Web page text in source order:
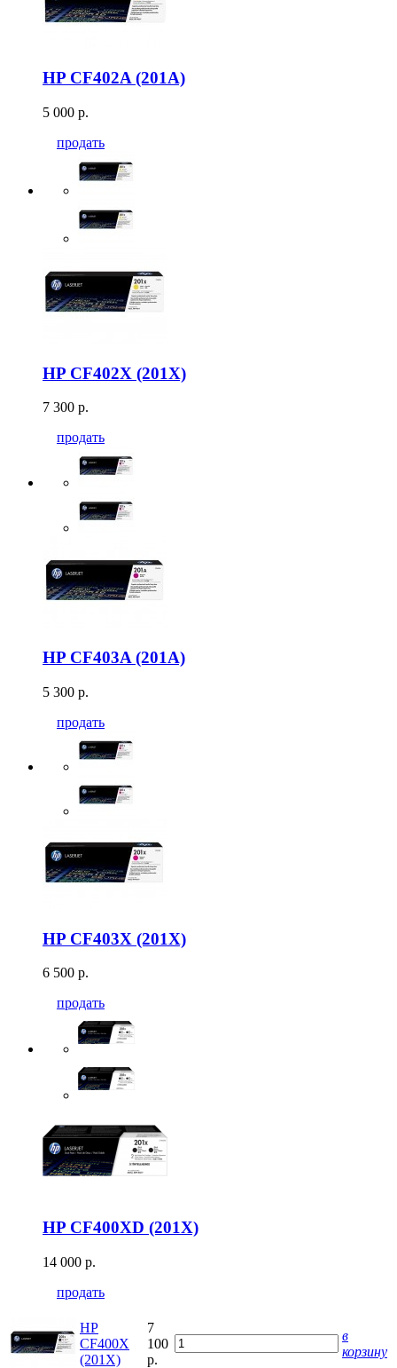
HP CF402A (201A)
5 000 р.
продать
HP CF402X (201X)
7 300 р.
продать
HP CF403A (201A)
5 300 р.
продать
HP CF403X (201X)
6 500 р.
продать
HP CF400XD (201X)
14 000 р.
продать
HP
CF400X
(201X)
7
100
р.
в
корзину